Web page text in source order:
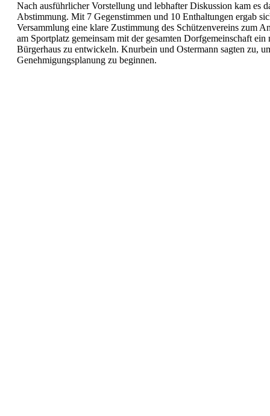
Nach ausführlicher Vorstellung und lebhafter Diskussion kam es
Abstimmung. Mit 7 Gegenstimmen und 10 Enthaltungen ergab
Versammlung eine klare Zustimmung des Schützenvereins zum
am Sportplatz gemeinsam mit der gesamten Dorfgemeinschaft
Bürgerhaus zu entwickeln. Knurbein und Ostermann sagten zu,
Genehmigungsplanung zu beginnen.